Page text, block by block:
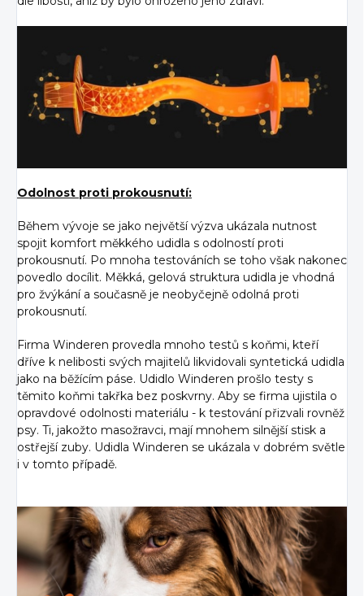
Odolnost proti prokousnutí:
Během vývoje se jako největší výzva ukázala nutnost
spojit komfort měkkého udidla s odolností proti
prokousnutí. Po mnoha testováních se toho však nakonec
povedlo docílit. Měkká, gelová struktura udidla je vhodná
pro žvýkání a současně je neobyčejně odolná proti
prokousnutí.
Firma Winderen provedla mnoho testů s koňmi, kteří
dříve k nelibosti svých majitelů likvidovali syntetická udidla
jako na běžícím páse. Udidlo Winderen prošlo testy s
těmito koňmi takřka bez poskvrny. Aby se firma ujistila o
opravdové odolnosti materiálu - k testování přizvali rovněž
psy. Ti, jakožto masožravci, mají mnohem silnější stisk a
ostřejší zuby. Udidla Winderen se ukázala v dobrém světle
i v tomto případě.